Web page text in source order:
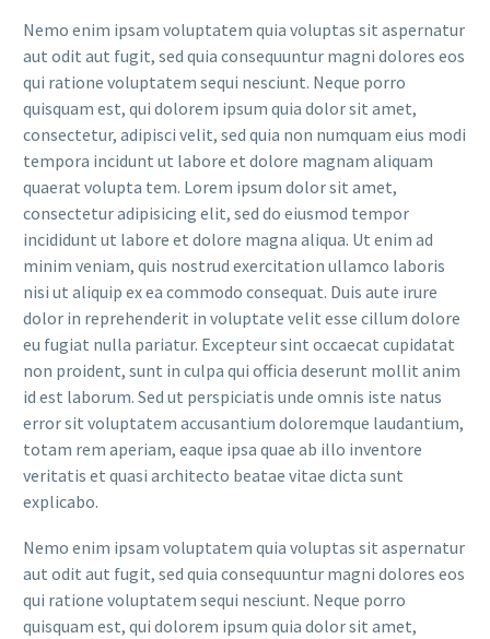
Nemo enim ipsam voluptatem quia voluptas sit aspernatur
aut odit aut fugit, sed quia consequuntur magni dolores eos
qui ratione voluptatem sequi nesciunt. Neque porro
quisquam est, qui dolorem ipsum quia dolor sit amet,
consectetur, adipisci velit, sed quia non numquam eius modi
tempora incidunt ut labore et dolore magnam aliquam
quaerat volupta tem. Lorem ipsum dolor sit amet,
consectetur adipisicing elit, sed do eiusmod tempor
incididunt ut labore et dolore magna aliqua. Ut enim ad
minim veniam, quis nostrud exercitation ullamco laboris
nisi ut aliquip ex ea commodo consequat. Duis aute irure
dolor in reprehenderit in voluptate velit esse cillum dolore
eu fugiat nulla pariatur. Excepteur sint occaecat cupidatat
non proident, sunt in culpa qui officia deserunt mollit anim
id est laborum. Sed ut perspiciatis unde omnis iste natus
error sit voluptatem accusantium doloremque laudantium,
totam rem aperiam, eaque ipsa quae ab illo inventore
veritatis et quasi architecto beatae vitae dicta sunt
explicabo.
Nemo enim ipsam voluptatem quia voluptas sit aspernatur
aut odit aut fugit, sed quia consequuntur magni dolores eos
qui ratione voluptatem sequi nesciunt. Neque porro
quisquam est, qui dolorem ipsum quia dolor sit amet,